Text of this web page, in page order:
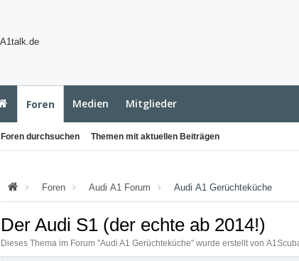
Foren
Foren durchsuchen Themen mit aktuellen Beiträgen
Medien Mitglieder
Foren Audi A1 Forum Audi A1 Gerüchteküche
Der Audi S1 (der echte ab 2014!)
Dieses Thema im Forum "Audi A1 Gerüchteküche" wurde erstellt von